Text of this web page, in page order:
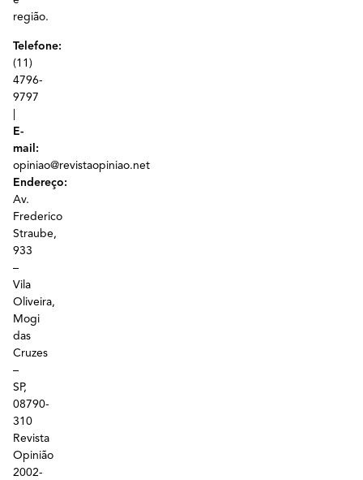
região.
Telefone:
(11)
4796-
9797
E-
mail:
opiniao@revistaopiniao.net
Endereço:
Av.
Frederico
Straube,
933
–
Vila
Oliveira,
Mogi
das
Cruzes
–
SP,
08790-
310
Revista
Opinião
2002-